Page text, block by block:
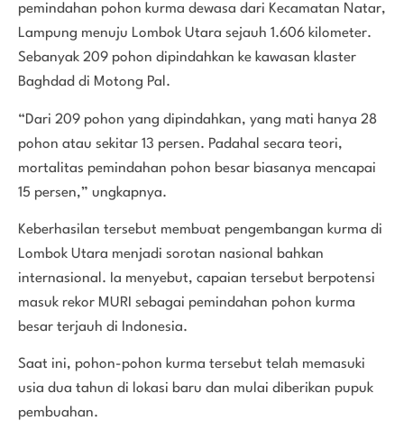
pemindahan pohon kurma dewasa dari Kecamatan Natar,
Lampung menuju Lombok Utara sejauh 1.606 kilometer.
Sebanyak 209 pohon dipindahkan ke kawasan klaster
Baghdad di Motong Pal.
“Dari 209 pohon yang dipindahkan, yang mati hanya 28
pohon atau sekitar 13 persen. Padahal secara teori,
mortalitas pemindahan pohon besar biasanya mencapai
15 persen,” ungkapnya.
Keberhasilan tersebut membuat pengembangan kurma di
Lombok Utara menjadi sorotan nasional bahkan
internasional. Ia menyebut, capaian tersebut berpotensi
masuk rekor MURI sebagai pemindahan pohon kurma
besar terjauh di Indonesia.
Saat ini, pohon-pohon kurma tersebut telah memasuki
usia dua tahun di lokasi baru dan mulai diberikan pupuk
pembuahan.